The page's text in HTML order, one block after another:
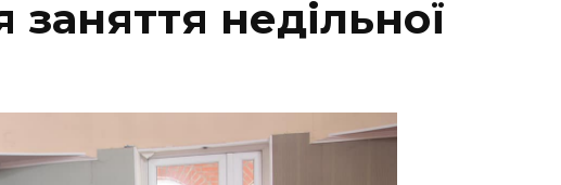
заняття недільної